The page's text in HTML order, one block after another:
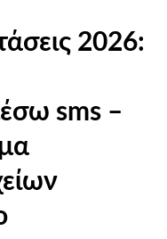
2026:
sms –